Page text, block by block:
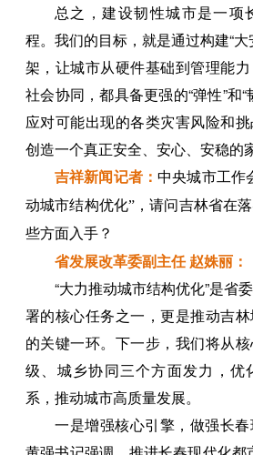
总之，建设韧性城市是一项
程。我们的目标，就是通过构建“
架，让城市从硬件基础到管理能
社会协同，都具备更强的“弹性”和
应对可能出现的各类灾害风险和
创造一个真正安全、安心、安稳的
吉祥新闻记者：中央城市工作
动城市结构优化”，请问吉林省在
些方面入手？
省发展改革委副主任 赵姝丽：
“大力推动城市结构优化”是省
署的核心任务之一，更是推动吉
的关键一环。下一步，我们将从
级、城乡协同三个方面发力，优
系，推动城市高质量发展。
一是增强核心引擎，做强长春